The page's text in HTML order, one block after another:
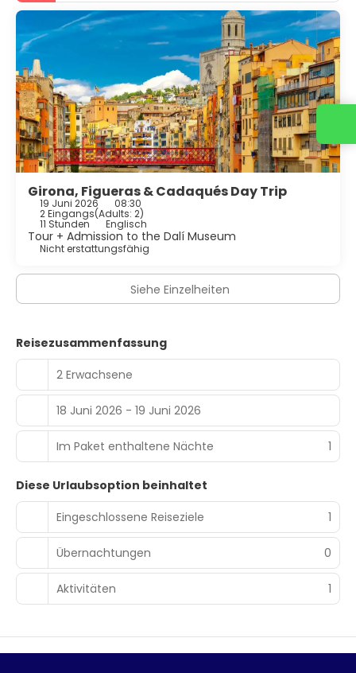
Girona, Figueras & Cadaqués Day Trip
19 Juni 2026 08:30
2 Eingangs(Adults: 2)
11 Stunden Englisch
Tour + Admission to the Dalí Museum
Nicht erstattungsfähig
Siehe Einzelheiten
Reisezusammenfassung
2 Erwachsene
18 Juni 2026 - 19 Juni 2026
Im Paket enthaltene Nächte 1
Diese Urlaubsoption beinhaltet
Eingeschlossene Reiseziele
1
Übernachtungen 0
Aktivitäten 1